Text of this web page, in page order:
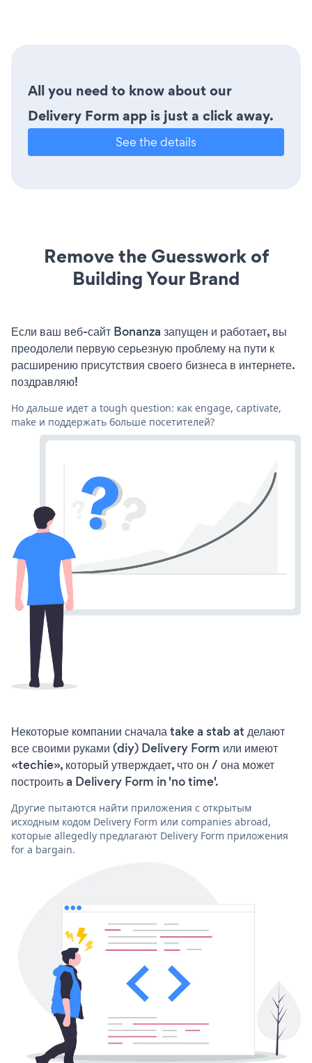
All you need to know about our
Delivery Form app is just a click away.
See the details
Remove the Guesswork of
Building Your Brand
Если ваш веб-сайт Bonanza запущен и работает, вы
преодолели первую серьезную проблему на пути к
расширению присутствия своего бизнеса в интернете.
поздравляю!
Но дальше идет a tough question: как engage, captivate,
make и поддержать больше посетителей?
Некоторые компании сначала take a stab at делают
все своими руками (diy) Delivery Form или имеют
«techie», который утверждает, что он / она может
построить a Delivery Form in 'no time'.
Другие пытаются найти приложения с открытым
исходным кодом Delivery Form или companies abroad,
которые allegedly предлагают Delivery Form приложения
for a bargain.